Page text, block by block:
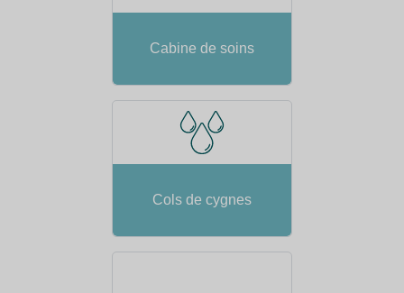
Cabine de soins
Cols de cygnes